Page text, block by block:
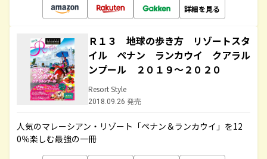
詳細を見る
Ｒ１３ 地球の歩き方 リゾートスタ
イル ペナン ランカウイ クアラル
ンプール ２０１９～２０２０
Resort Style
2018.09.26 発売
人気のマレーシアン・リゾート「ペナン＆ランカウイ」を12
0％楽しむ最強の一冊